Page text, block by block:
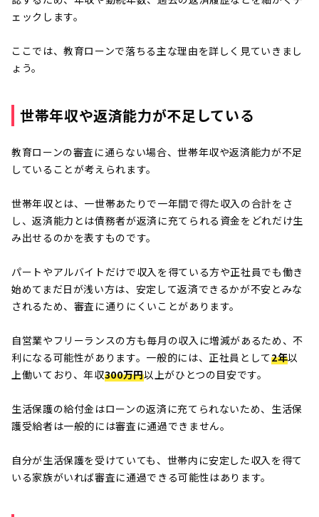
ェックします。
ここでは、教育ローンで落ちる主な理由を詳しく見ていきまし
ょう。
世帯年収や返済能力が不足している
教育ローンの審査に通らない場合、世帯年収や返済能力が不足
していることが考えられます。
世帯年収とは、一世帯あたりで一年間で得た収入の合計をさ
し、返済能力とは債務者が返済に充てられる資金をどれだけ生
み出せるのかを表すものです。
パートやアルバイトだけで収入を得ている方や正社員でも働き
始めてまだ日が浅い方は、安定して返済できるかが不安とみな
されるため、審査に通りにくいことがあります。
自営業やフリーランスの方も毎月の収入に増減があるため、不
利になる可能性があります。一般的には、正社員として2年以
上働いており、年収300万円以上がひとつの目安です。
生活保護の給付金はローンの返済に充てられないため、生活保
護受給者は一般的には審査に通過できません。
自分が生活保護を受けていても、世帯内に安定した収入を得て
いる家族がいれば審査に通過できる可能性はあります。